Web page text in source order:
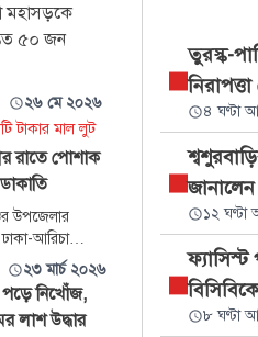
মহাসড়কে
৫০ জন
২৬ মে ২০২৬
টাকার মাল লুট
রাতে পোশাক
উপজেলার
আরিচা
অবস্থিত
লিমিটেড
কারখানায়
ডাকাতির ঘটনা
২৩ মার্চ ২০২৬
নিখোঁজ,
লাশ উদ্ধার
তুরস্ক-
৪ ঘণ্টা
১২ ঘণ্টা
৮ ঘণ্টা